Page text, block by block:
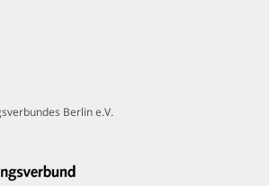
Berlin e.V.